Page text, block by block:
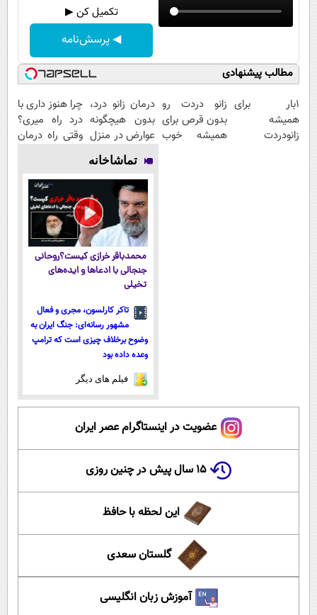
تکمیل کن ▶
◀ پرسش‌نامه
مطالب پیشنهادی
1بار برای
همیشه
زانودردت
زانو دردت رو
بدون قرص برای
همیشه خوب
درمان زانو درد،
بدون هیچگونه
عوارض در منزل
(◂پرسش‌نامه)
چرا هنوز داری با
درد راه میری؟
وقتی راه درمان
تماشاخانه
محمدباقر خرازی کیست؟روحانی
جنجالی با ادعاها و ایده‌های
تخیلی
تاکر کارلسون، مجری و فعال
مشهور رسانه‌ای: جنگ ایران به
وضوح برخلاف چیزی است که ترامپ
وعده داده بود
فیلم های دیگر
عضویت در اینستاگرام عصر ایران
۱۵ سال پیش در چنین روزی
این لحظه با حافظ
گلستان سعدی
آموزش زبان انگلیسی